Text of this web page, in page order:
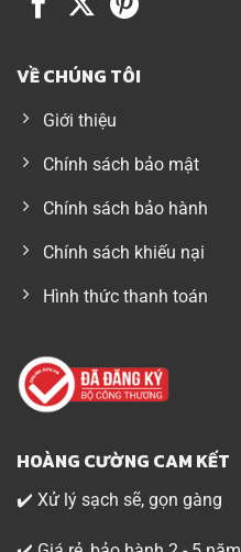
VỀ CHÚNG TÔI
Giới thiệu
Chính sách bảo mật
Chính sách bảo hành
Chính sách khiếu nại
Hình thức thanh toán
HOÀNG CƯỜNG CAM KẾT
✔️ Xử lý sạch sẽ, gọn gàng